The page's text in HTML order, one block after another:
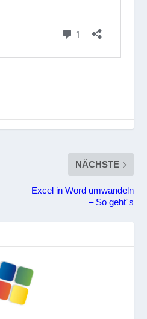
NÄCHSTE
Excel in Word umwandeln
– So geht´s